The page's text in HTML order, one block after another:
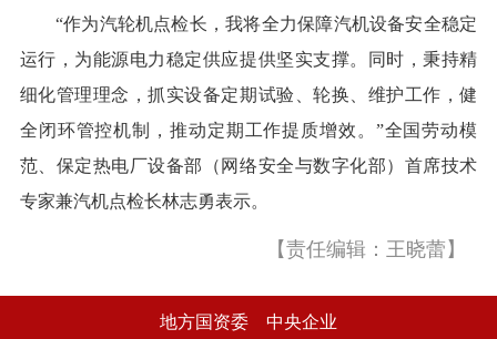
“作为汽轮机点检长，我将全力保障汽机设备安全稳定
运行，为能源电力稳定供应提供坚实支撑。同时，秉持精
细化管理理念，抓实设备定期试验、轮换、维护工作，健
全闭环管控机制，推动定期工作提质增效。”全国劳动模
范、保定热电厂设备部（网络安全与数字化部）首席技术
专家兼汽机点检长林志勇表示。
【责任编辑：王晓蕾】
地方国资委 中央企业